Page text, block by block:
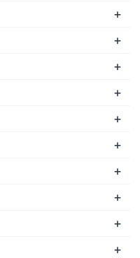
+
+
+
+
+
+
+
+
+
+